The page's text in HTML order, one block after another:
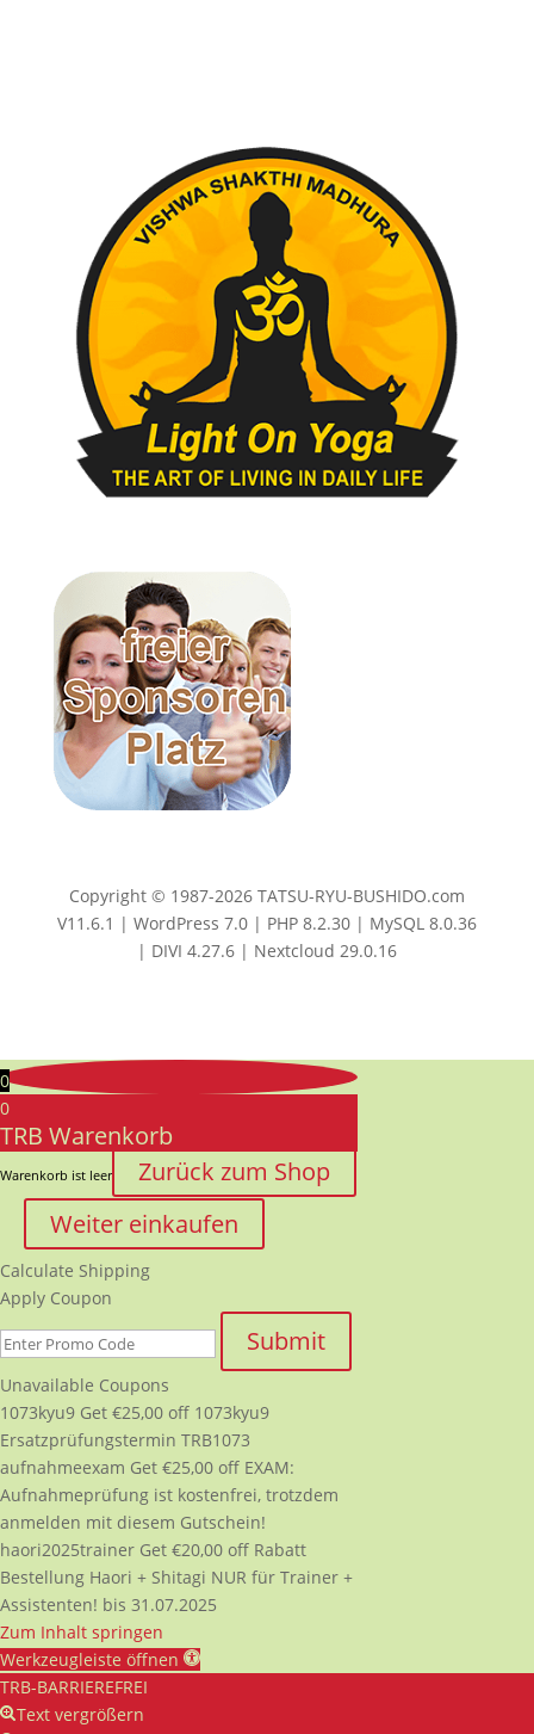
Copyright © 1987-2026 TATSU-RYU-BUSHIDO.com
V11.6.1 | WordPress 7.0 | PHP 8.2.30 | MySQL 8.0.36
| DIVI 4.27.6 | Nextcloud 29.0.16
0
0
TRB Warenkorb
Warenkorb ist leer
Zurück zum Shop
Weiter einkaufen
Calculate Shipping
Apply Coupon
Submit
Unavailable Coupons
1073kyu9 Get €25,00 off 1073kyu9
Ersatzprüfungstermin TRB1073
aufnahmeexam Get €25,00 off EXAM:
Aufnahmeprüfung ist kostenfrei, trotzdem
anmelden mit diesem Gutschein!
haori2025trainer Get €20,00 off Rabatt
Bestellung Haori + Shitagi NUR für Trainer +
Assistenten! bis 31.07.2025
Zum Inhalt springen
Werkzeugleiste öffnen
TRB-BARRIEREFREI
Text vergrößern